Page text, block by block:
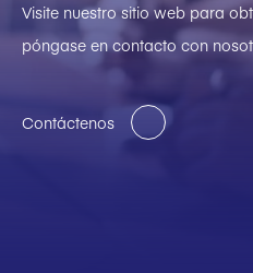
Visite nuestro sitio web para
póngase en contacto con
Contáctenos